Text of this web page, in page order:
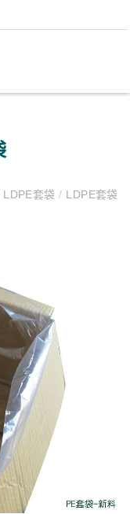
LDPE套袋/ LDPE套袋